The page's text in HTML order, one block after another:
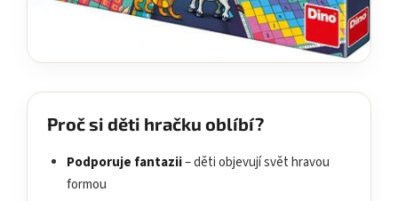
Proč si děti hračku oblíbí?
Podporuje fantazii– děti objevují svět hravou
formou